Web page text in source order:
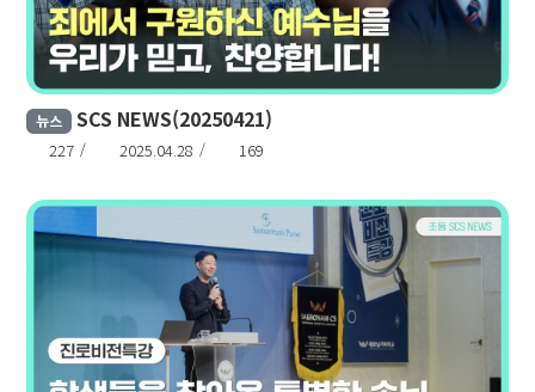
뉴스 SCS NEWS(20250421)
227 2025.04.28 169